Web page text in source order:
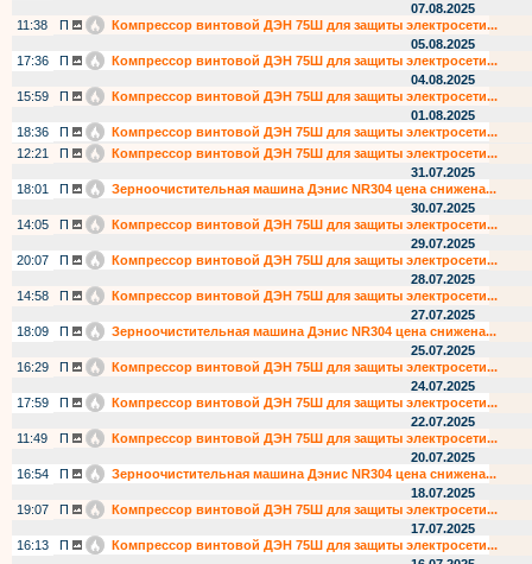
07.08.2025
11:38
П
Компрессор винтовой ДЭН 75Ш для защиты электросети...
05.08.2025
17:36
П
Компрессор винтовой ДЭН 75Ш для защиты электросети...
04.08.2025
15:59
П
Компрессор винтовой ДЭН 75Ш для защиты электросети...
01.08.2025
18:36
П
Компрессор винтовой ДЭН 75Ш для защиты электросети...
12:21
П
Компрессор винтовой ДЭН 75Ш для защиты электросети...
31.07.2025
18:01
П
Зерноочистительная машина Дэнис NR304 цена снижена...
30.07.2025
14:05
П
Компрессор винтовой ДЭН 75Ш для защиты электросети...
29.07.2025
20:07
П
Компрессор винтовой ДЭН 75Ш для защиты электросети...
28.07.2025
14:58
П
Компрессор винтовой ДЭН 75Ш для защиты электросети...
27.07.2025
18:09
П
Зерноочистительная машина Дэнис NR304 цена снижена...
25.07.2025
16:29
П
Компрессор винтовой ДЭН 75Ш для защиты электросети...
24.07.2025
17:59
П
Компрессор винтовой ДЭН 75Ш для защиты электросети...
22.07.2025
11:49
П
Компрессор винтовой ДЭН 75Ш для защиты электросети...
20.07.2025
16:54
П
Зерноочистительная машина Дэнис NR304 цена снижена...
18.07.2025
19:07
П
Компрессор винтовой ДЭН 75Ш для защиты электросети...
17.07.2025
16:13
П
Компрессор винтовой ДЭН 75Ш для защиты электросети...